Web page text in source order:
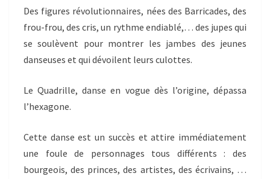
Des figures révolutionnaires, nées des Barricades, des
frou-frou, des cris, un rythme endiablé,… des jupes qui
se soulèvent pour montrer les jambes des jeunes
danseuses et qui dévoilent leurs culottes.
Le Quadrille, danse en vogue dès l’origine, dépassa
l’hexagone.
Cette danse est un succès et attire immédiatement
une foule de personnages tous différents : des
bourgeois, des princes, des artistes, des écrivains, …